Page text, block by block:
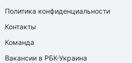
Политика конфиденциальности
Контакты
Команда
Вакансии в РБК-Украина